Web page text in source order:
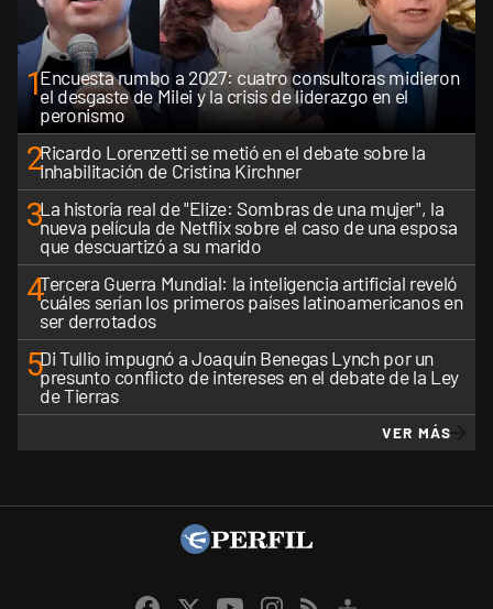
1Encuesta rumbo a 2027: cuatro consultoras midieron
el desgaste de Milei y la crisis de liderazgo en el
peronismo
2Ricardo Lorenzetti se metió en el debate sobre la
inhabilitación de Cristina Kirchner
3La historia real de "Elize: Sombras de una mujer", la
nueva película de Netflix sobre el caso de una esposa
que descuartizó a su marido
4Tercera Guerra Mundial: la inteligencia artificial reveló
cuáles serían los primeros países latinoamericanos en
ser derrotados
5Di Tullio impugnó a Joaquín Benegas Lynch por un
presunto conflicto de intereses en el debate de la Ley
de Tierras
VER MÁS